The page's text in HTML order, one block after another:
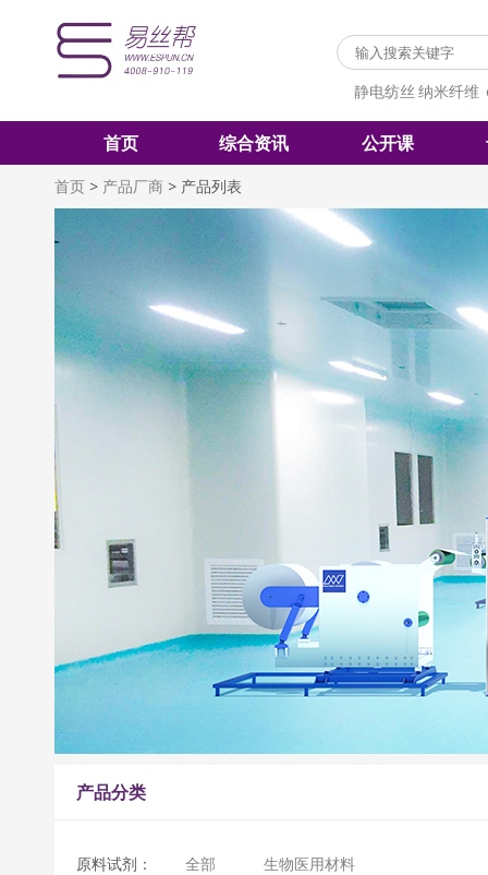
静电纺丝 纳米纤维
首页 综合资讯 公开课
首页 > 产品厂商 > 产品列表
产品分类
原料试剂： 全部 生物医用材料